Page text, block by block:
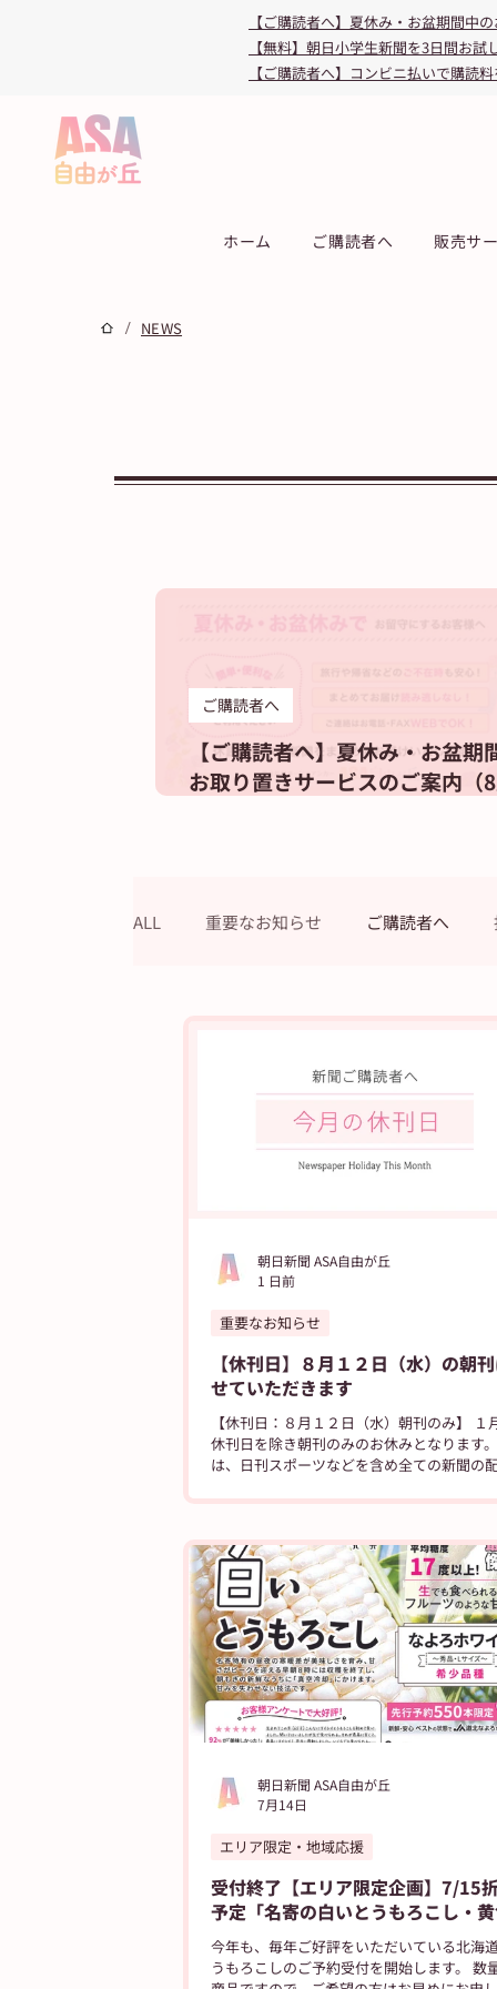
【ご購読者へ】夏休み・お盆期間中
【無料】朝日小学生新聞を3日間お試
【ご購読者へ】コンビニ払いで購読
ホーム ご購読者へ 販売サ
/ NEWS
【ご購読者へ】夏休み・お盆期
お取り置きサービスのご案内（
ご購読者へ
ALL 重要なお知らせ ご購読者へ
自由が丘ペット特集 ASA自由が丘の
【休刊日】８月１２日（水）の朝
せていただきます
【休刊日：８月１２日（水）朝刊のみ】 １
休刊日を除き朝刊のみのお休みとなります
は、日刊スポーツなどを含め全ての新聞の
重要なお知らせ
朝日新聞 ASA自由が丘
1 日前
受付終了【エリア限定企画】7/15
予定「名寄の白いとうもろこし・
うもろこし恵味（めぐみ）」
今年も、毎年ご好評をいただいている北海
うもろこしのご予約受付を開始します。 数
エリア限定・地域応援
朝日新聞 ASA自由が丘
7月14日